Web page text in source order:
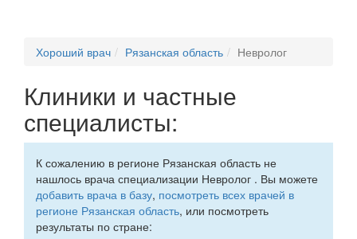
Хороший врач Рязанская область Невролог
Клиники и частные
специалисты:
К сожалению в регионе Рязанская область не
нашлось врача специализации Невролог . Вы можете
добавить врача в базу, посмотреть всех врачей в
регионе Рязанская область, или посмотреть
результаты по стране: